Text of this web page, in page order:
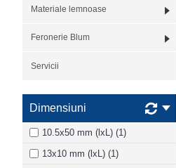
Materiale lemnoase
Feronerie Blum
Servicii
Dimensiuni
10.5x50 mm (lxL) (1)
13x10 mm (lxL) (1)